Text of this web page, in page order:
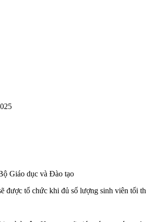
Giáo dục và Đào tạo
được tổ chức khi đủ số lượng sinh viên tối